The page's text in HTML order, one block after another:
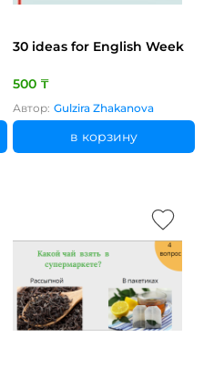
30 ideas for English Week
500 ₸
Автор: Gulzira Zhakanova
в корзину